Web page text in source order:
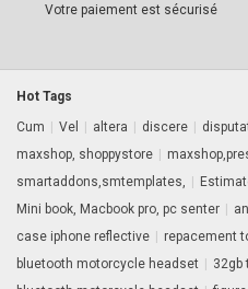
Votre paiement est sécurisé
Hot Tags
Cum | Vel | altera | discere |
maxshop, shoppystore |
smartaddons,smtemplates,
|
Mini book, Macbook pro, pc senter |
case iphone reflective | repacement
bluetooth motorcycle headset | 32gb